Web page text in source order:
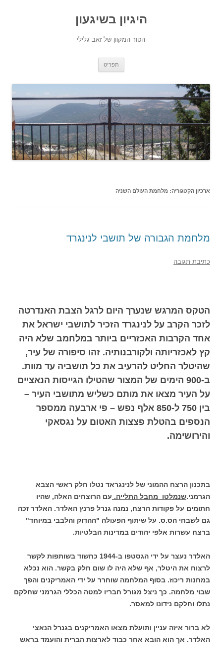
היגיון בשיגעון
הטור המקוון של זאב גלילי
תפריט
ארכיון הקטגוריה:מלחמת העולם השניה
מלחמת הגבורה של תושבי לנינגרד
כתיבת תגובה
הטקס המרגש שנערך היום לרגל הצבת האנדרטה
לזכר הקרב על לנינגרד הזכיר לתושבי ישראל את
אחד הקרבות האכזריים ביותר במלחמב שלא היה
קץ לאכזריותה ולקורבנותיה. זהו סיפורה של עיר,
שהיטלר החליט להרעיב את כל תושביה עד מוות.
ב-900 הימים של המצור שהטילו הגייסות הנאציים
על העיר מצאו את מותם כשליש מתושבי העיר –
בין 750 ל-850 אלף נפש – פי ארבעה ממספר
הנספים בהטלת פצצות האטום על נגסאקי
והירושימה.
בתכנון הרצח ההמוני של לנינגראד נטלו חלק ראשי הצבא
הגרמני.שנמלטו מחבל התלייה.עם הרוצחים האלה, שהיו
חתומים על פקודות הרצח, נמנה גנרל פרנץ האלדר. האלדר זכה
גם לשבחי הס.ס. על שיתוף הפעולה "ההדוק והלבבי במיוחד"
ברצח עשרות אלפי יהודים במדינות הבלטיות.
האלדר נעצר על ידי הגסטפו ב-1944 כחשוד בשותפות לקשר
לרצוח את היטלר, אף שלא היה לו שום חלק בקשר. הוא נכלא
במחנות ריכוז. בסוף המלחמה שוחרר על ידי האמריקנים והפך
שבוי מלחמה. כך ניצל מגורל חבריו למטה הכללי הגרמני שחלקם
נתלו וחלקם נידונו למאסר.
לא ברור איזה עניין ותועלת מצאו האמריקנים בגנרל הנאצי
האלדר. אך הוא הובא אחר כבוד לארצות הברית והועמד בראש